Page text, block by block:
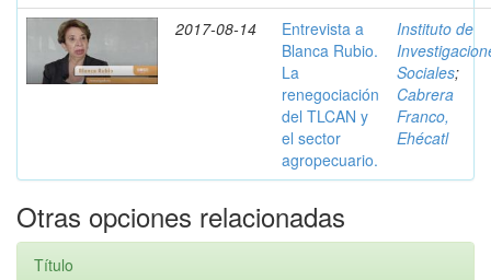
2017-08-14
Entrevista a
Blanca Rubio.
La
renegociación
del TLCAN y
el sector
agropecuario.
Instituto de
Sociales;
Cabrera
Franco,
Ehécatl
Otras opciones relacionadas
Título